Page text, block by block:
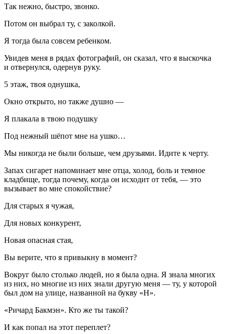
Так нежно, быстро, звонко.
Потом он выбрал ту, с заколкой.
Я тогда была совсем ребенком.
Увидев меня в рядах фотографий, он сказал, что я выскочка
и отвернулся, одернув руку.
5 этаж, твоя однушка,
Окно открыто, но также душно —
Я плакала в твою подушку
Под нежный шёпот мне на ушко…
Мы никогда не были больше, чем друзьями. Идите к черту.
Запах сигарет напоминает мне отца, холод, боль и темное
кладбище, тогда почему, когда он исходит от тебя, — это
вызывает во мне спокойствие?
Для старых я чужая,
Для новых конкурент,
Новая опасная стая,
Вы верите, что я привыкну в момент?
Вокруг было столько людей, но я была одна. Я знала многих
из них, но многие из них знали другую меня — ту, у которой
был дом на улице, названной на букву «Н».
«Ричард Бакмэн». Кто же ты такой?
И как попал на этот переплет?